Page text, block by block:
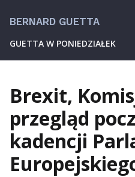
BERNARD GUETTA
GUETTA W PONIEDZIAŁEK
Brexit,
przegląd
kadencji